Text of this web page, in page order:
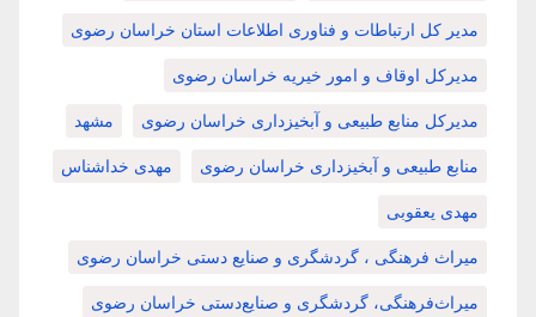
مدیر کل ارتباطات و فناوری اطلاعات استان خراسان رضوی
مدیرکل اوقاف و امور خیریه خراسان رضوی
مدیرکل منابع طبیعی و آبخیزداری خراسان رضوی مشهد
منابع طبیعی و آبخیزداری خراسان رضوی مهدی خداشناس
مهدی یعقوبی
میراث فرهنگی ، گردشگری و صنایع دستی خراسان رضوی
میراث‌فرهنگی، گردشگری و صنایع‌دستی خراسان رضوی